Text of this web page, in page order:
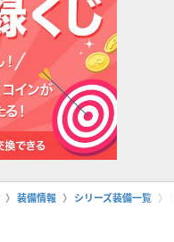
装備情報 シリーズ装備一覧